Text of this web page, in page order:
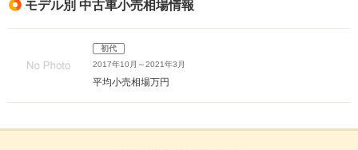
モデル別 中古車小売相場情報
初代
2017年10月～2021年3月
平均小売相場万円